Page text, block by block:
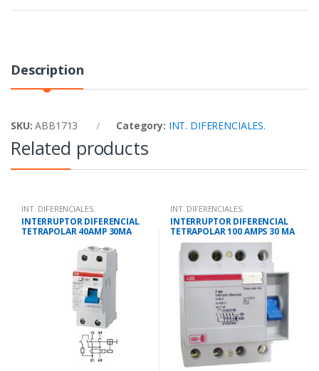
Description
SKU:ABB1713 Category: INT. DIFERENCIALES.
Related products
INT. DIFERENCIALES.
INTERRUPTOR DIFERENCIAL
TETRAPOLAR 40AMP 30MA
INT. DIFERENCIALES.
INTERRUPTOR DIFERENCIAL
TETRAPOLAR 100 AMPS 30 MA